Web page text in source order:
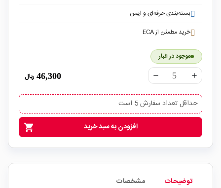
بسته‌بندی حرفه‌ای و ایمن
خرید مطمئن از ECA
موجود در انبار
remove add
46,300 ریال
حداقل تعداد سفارش 5 است
shopping_cart افزودن به سبد خرید
توضیحات
مشخصات